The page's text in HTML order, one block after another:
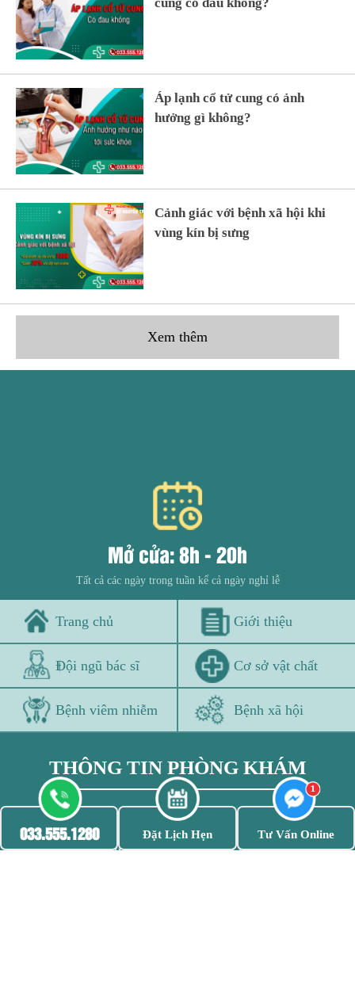
cung có đau không?
Áp lạnh cổ tử cung có ảnh
hưởng gì không?
Cảnh giác với bệnh xã hội khi
vùng kín bị sưng
Xem thêm
Mở cửa: 8h - 20h
Tất cả các ngày trong tuần kể cả ngày nghỉ lễ
Trang chủ Giới thiệu
Đội ngũ bác sĩ Cơ sở vật chất
Bệnh viêm nhiễm Bệnh xã hội
THÔNG TIN PHÒNG KHÁM
033.555.1280 - 033.555.1280
52 Nguyễn Trãi, Thanh Xuân, Hà nội
033.555.1280 Đặt Lịch Hẹn Tư Vấn Online